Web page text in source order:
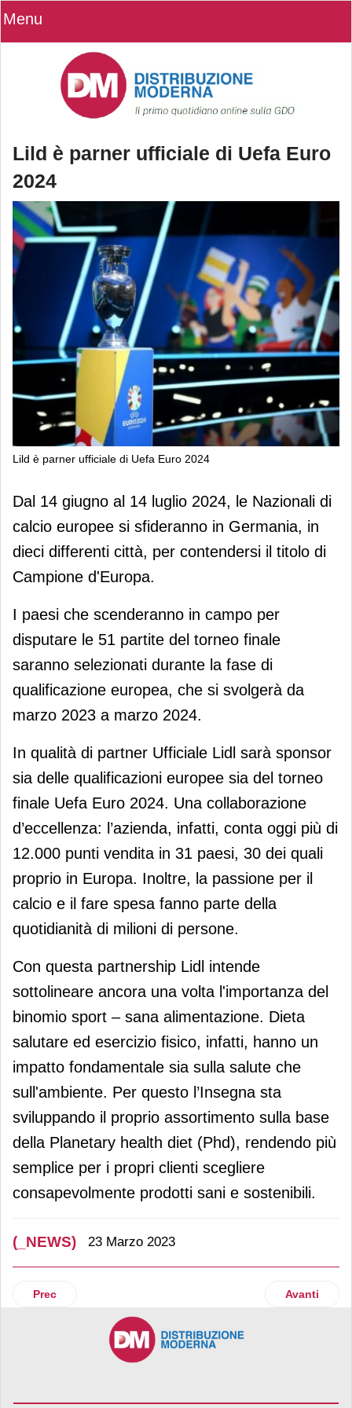
Menu
Lild è parner ufficiale di Uefa Euro
2024
Lild è parner ufficiale di Uefa Euro 2024
Lild è parner ufficiale di Uefa Euro
2024
Dal 14 giugno al 14 luglio 2024, le Nazionali di
calcio europee si sfideranno in Germania, in
dieci differenti città, per contendersi il titolo di
Campione d'Europa.
I paesi che scenderanno in campo per
disputare le 51 partite del torneo finale
saranno selezionati durante la fase di
qualificazione europea, che si svolgerà da
marzo 2023 a marzo 2024.
In qualità di partner Ufficiale Lidl sarà sponsor
sia delle qualificazioni europee sia del torneo
finale Uefa Euro 2024. Una collaborazione
d’eccellenza: l’azienda, infatti, conta oggi più di
12.000 punti vendita in 31 paesi, 30 dei quali
proprio in Europa. Inoltre, la passione per il
calcio e il fare spesa fanno parte della
quotidianità di milioni di persone.
Con questa partnership Lidl intende
sottolineare ancora una volta l'importanza del
binomio sport – sana alimentazione. Dieta
salutare ed esercizio fisico, infatti, hanno un
impatto fondamentale sia sulla salute che
sull'ambiente. Per questo l’Insegna sta
sviluppando il proprio assortimento sulla base
della Planetary health diet (Phd), rendendo più
semplice per i propri clienti scegliere
consapevolmente prodotti sani e sostenibili.
(_NEWS) 23 Marzo 2023
Articolo precedente: Unieuro: l’esercizio 2022/23 si è
Prec Articolo
Avanti